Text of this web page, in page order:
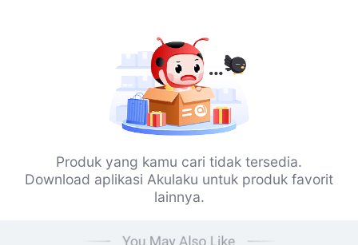
Produk yang kamu cari tidak tersedia.
Download aplikasi Akulaku untuk produk favorit
lainnya.